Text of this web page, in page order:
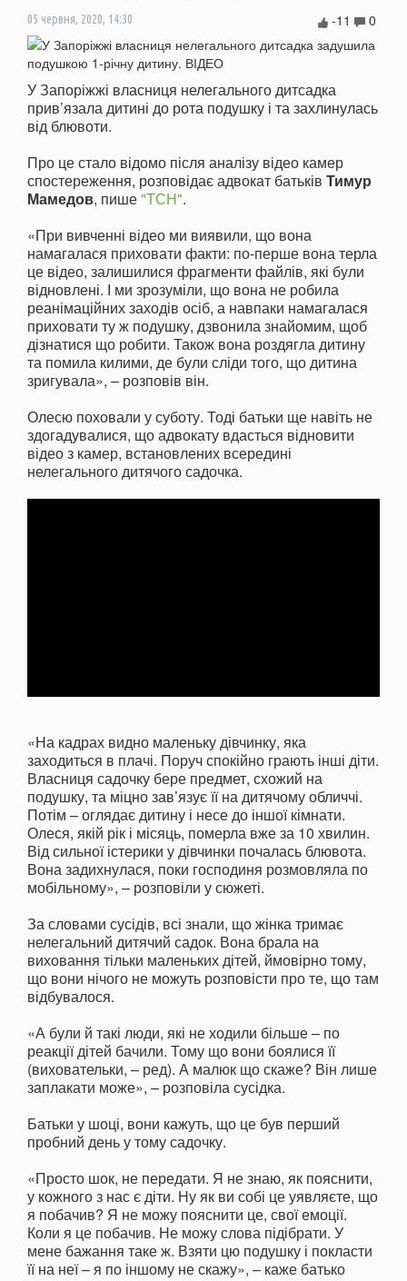
05 червня, 2020, 14:30 0
-11
У Запоріжжі власниця нелегального дитсадка
прив’язала дитині до рота подушку і та захлинулась
від блювоти.
Про це стало відомо після аналізу відео камер
спостереження, розповідає адвокат батьків Тимур
Мамедов, пише"ТСН".
«При вивченні відео ми виявили, що вона
намагалася приховати факти: по-перше вона терла
це відео, залишилися фрагменти файлів, які були
відновлені. І ми зрозуміли, що вона не робила
реанімаційних заходів осіб, а навпаки намагалася
приховати ту ж подушку, дзвонила знайомим, щоб
дізнатися що робити. Також вона роздягла дитину
та помила килими, де були сліди того, що дитина
зригувала», – розповів він.
Олесю поховали у суботу. Тоді батьки ще навіть не
здогадувалися, що адвокату вдасться відновити
відео з камер, встановлених всередині
нелегального дитячого садочка.
«На кадрах видно маленьку дівчинку, яка
заходиться в плачі. Поруч спокійно грають інші діти.
Власниця садочку бере предмет, схожий на
подушку, та міцно зав’язує її на дитячому обличчі.
Потім – оглядає дитину і несе до іншої кімнати.
Олеся, якій рік і місяць, померла вже за 10 хвилин.
Від сильної істерики у дівчинки почалась блювота.
Вона задихнулася, поки господиня розмовляла по
мобільному», – розповіли у сюжеті.
За словами сусідів, всі знали, що жінка тримає
нелегальний дитячий садок. Вона брала на
виховання тільки маленьких дітей, ймовірно тому,
що вони нічого не можуть розповісти про те, що там
відбувалося.
«А були й такі люди, які не ходили більше – по
реакції дітей бачили. Тому що вони боялися її
(виховательки, – ред). А малюк що скаже? Він лише
заплакати може», – розповіла сусідка.
Батьки у шоці, вони кажуть, що це був перший
пробний день у тому садочку.
«Просто шок, не передати. Я не знаю, як пояснити,
у кожного з нас є діти. Ну як ви собі це уявляєте, що
я побачив? Я не можу пояснити це, свої емоції.
Коли я це побачив. Не можу слова підібрати. У
мене бажання таке ж. Взяти цю подушку і покласти
її на неї – я по іншому не скажу», – каже батько